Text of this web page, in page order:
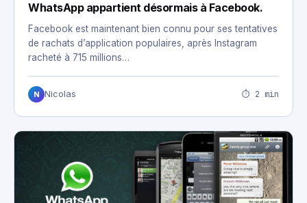
WhatsApp appartient désormais à Facebook.
Facebook est maintenant bien connu pour ses tentatives
de rachats d’application populaires, après Instagram
racheté à 715 millions…
N Nicolas ⏱ 2 min